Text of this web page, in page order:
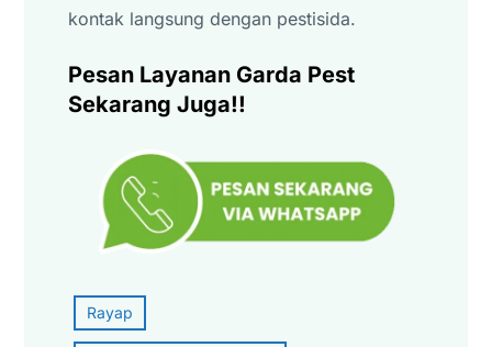
kontak langsung dengan pestisida.
Pesan Layanan Garda Pest
Sekarang Juga!!
Rayap